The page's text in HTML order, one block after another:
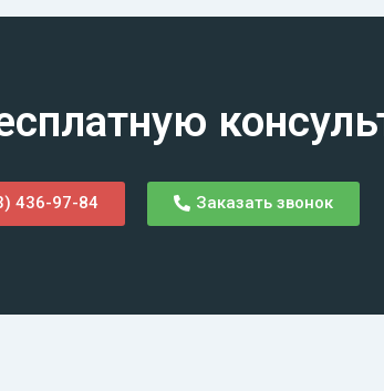
436-97-84 Заказать звонок